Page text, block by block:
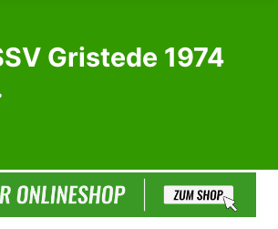
Gristede 1974